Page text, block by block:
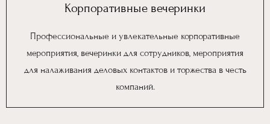
Корпоративные вечеринки
Профессиональные и увлекательные корпоративные
мероприятия, вечеринки для сотрудников, мероприятия
для налаживания деловых контактов и торжества в честь
компаний.